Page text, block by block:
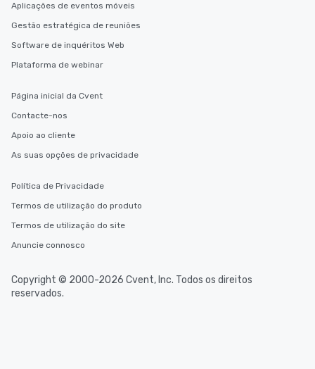
Aplicações de eventos móveis
Gestão estratégica de reuniões
Software de inquéritos Web
Plataforma de webinar
Página inicial da Cvent
Contacte-nos
Apoio ao cliente
As suas opções de privacidade
Política de Privacidade
Termos de utilização do produto
Termos de utilização do site
Anuncie connosco
Copyright © 2000-2026 Cvent, Inc. Todos os direitos
reservados.